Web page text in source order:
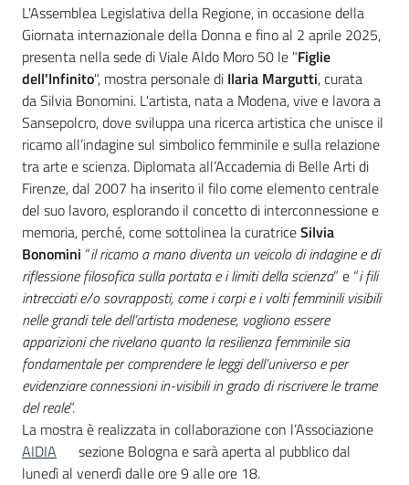
L'Assemblea Legislativa della Regione, in occasione della
Giornata internazionale della Donna e fino al 2 aprile 2025,
presenta nella sede di Viale Aldo Moro 50 le "Figlie
dell'Infinito", mostra personale di Ilaria Margutti, curata
da Silvia Bonomini. L'artista, nata a Modena, vive e lavora a
Sansepolcro, dove sviluppa una ricerca artistica che unisce il
ricamo all’indagine sul simbolico femminile e sulla relazione
tra arte e scienza. Diplomata all’Accademia di Belle Arti di
Firenze, dal 2007 ha inserito il filo come elemento centrale
del suo lavoro, esplorando il concetto di interconnessione e
memoria, perché, come sottolinea la curatriceSilvia
Bonomini “il ricamo a mano diventa un veicolo di indagine e di
riflessione filosofica sulla portata e i limiti della scienza” e “i fili
intrecciati e/o sovrapposti, come i corpi e i volti femminili visibili
nelle grandi tele dell’artista modenese, vogliono essere
apparizioni che rivelano quanto la resilienza femminile sia
fondamentale per comprendere le leggi dell’universo e per
evidenziare connessioni in-visibili in grado di riscrivere le trame
del reale”.
La mostra è realizzata in collaborazione con l’Associazione
AIDIA
sezione Bologna e sarà aperta al pubblico dal
lunedì al venerdì dalle ore 9 alle ore 18.